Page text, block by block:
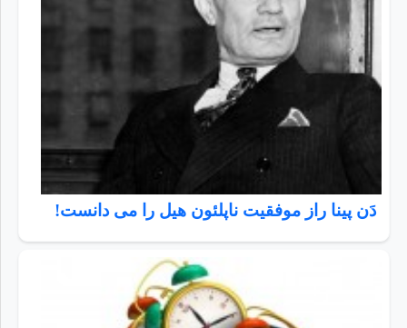
دَن پینا راز موفقیت ناپلئون هیل را می دانست!